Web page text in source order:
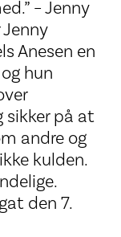
– Jenny
Anesen en
hun
på at
andre og
kulden.
den 7.